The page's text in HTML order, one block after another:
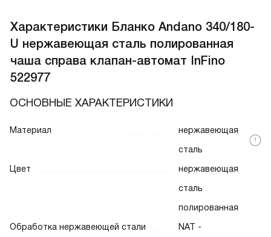
Характеристики Бланко Andano 340/180-
U нержавеющая сталь полированная
чаша справа клапан-автомат InFino
522977
ОСНОВНЫЕ ХАРАКТЕРИСТИКИ
Материал
нержавеющая
сталь
Цвет
нержавеющая
сталь
полированная
Обработка нержавеющей стали
NAT -